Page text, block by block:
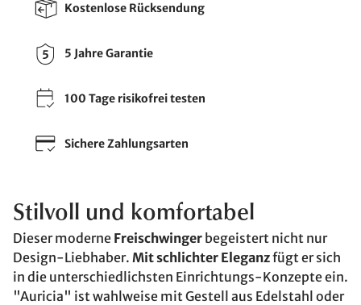
Kostenlose Rücksendung
5 Jahre Garantie
100 Tage risikofrei testen
Sichere Zahlungsarten
Stilvoll und komfortabel
Dieser moderne Freischwinger begeistert nicht nur
Design-Liebhaber. Mit schlichter Eleganzfügt er sich
in die unterschiedlichsten Einrichtungs-Konzepte ein.
"Auricia" ist wahlweise mit Gestell aus Edelstahl oder